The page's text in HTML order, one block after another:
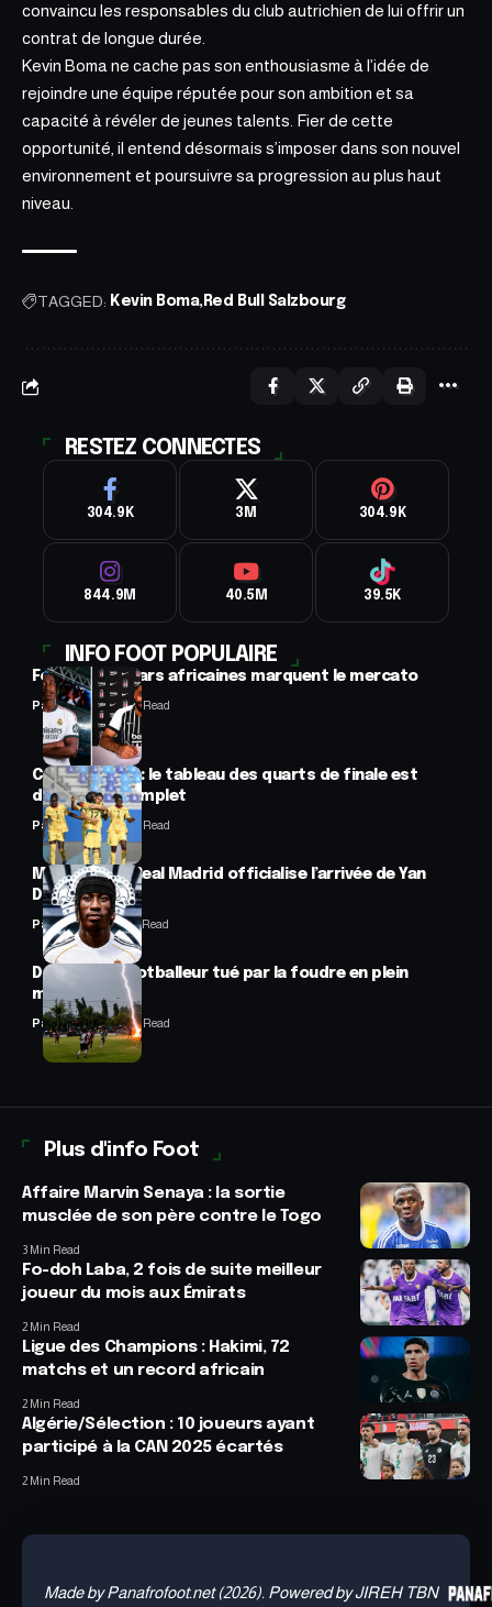
convaincu les responsables du club autrichien de lui offrir un
contrat de longue durée.
Kevin Boma ne cache pas son enthousiasme à l’idée de
rejoindre une équipe réputée pour son ambition et sa
capacité à révéler de jeunes talents. Fier de cette
opportunité, il entend désormais s’imposer dans son nouvel
environnement et poursuivre sa progression au plus haut
niveau.
TAGGED: Kevin Boma Red Bull Salzbourg
RESTEZ CONNECTES
304.9K 3M 304.9K
844.9M 40.5M 39.5K
INFO FOOT POPULAIRE
Football : 2 stars africaines marquent le mercato
Panafrofoot2 Min Read
CAN féminine : le tableau des quarts de finale est
désormais complet
Panafrofoot2 Min Read
Mercato : Le Real Madrid officialise l’arrivée de Yan
Diomandé
Panafrofoot1 Min Read
Drame : un footballeur tué par la foudre en plein
match
Panafrofoot2 Min Read
Plus d'info Foot
Affaire Marvin Senaya : la sortie
musclée de son père contre le Togo
3 Min Read
Fo-doh Laba, 2 fois de suite meilleur
joueur du mois aux Émirats
2 Min Read
Ligue des Champions : Hakimi, 72
matchs et un record africain
2 Min Read
Algérie/Sélection : 10 joueurs ayant
participé à la CAN 2025 écartés
2 Min Read
Made by Panafrofoot.net (2026). Powered by JIREH TBN